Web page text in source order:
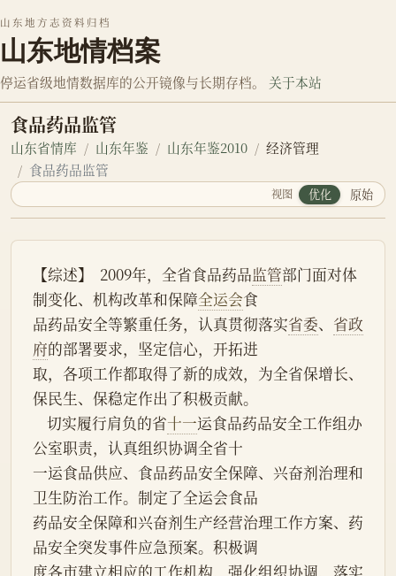
山东地方志资料归档
山东地情档案
停运省级地情数据库的公开镜像与长期存档。 关于本站
食品药品监管
山东省情库 山东年鉴 山东年鉴2010
经济管理
食品药品监管
视图 优化 原始
【综述】  2009年，全省食品药品监管部门面对体
制变化、机构改革和保障全运会食
品药品安全等繁重任务，认真贯彻落实省委、 省政
府的部署要求，坚定信心，开拓进
取，各项工作都取得了新的成效，为全省保增长、
保民生、保稳定作出了积极贡献。
    切实履行肩负的省
十一运食品药品安全工作组办
公室职责，认真组织协调全省十
一运食品供应、食品药品安全保障、兴奋剂治理和
卫生防治工作。制定了全运会食品
药品安全保障和兴奋剂生产经营治理工作方案、药
品安全突发事件应急预案。积极调